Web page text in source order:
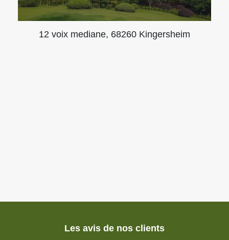
12 voix mediane, 68260 Kingersheim
Les avis de nos clients